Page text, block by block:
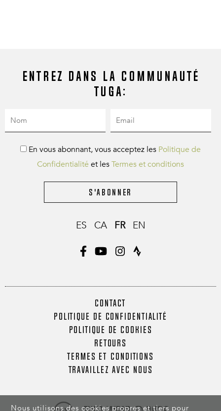
Nous utilisons des cookies propres et tiers pour
Entrez dans la communauté
Tuga:
En vous abonnant, vous acceptez les Politique de
Confidentialité et lesTermes et conditions
S'abonner
ES CA FR EN
CONTACT
POLITIQUE DE CONFIDENTIALITÉ
POLITIQUE DE COOKIES
RETOURS
TERMES ET CONDITIONS
TRAVAILLEZ AVEC NOUS